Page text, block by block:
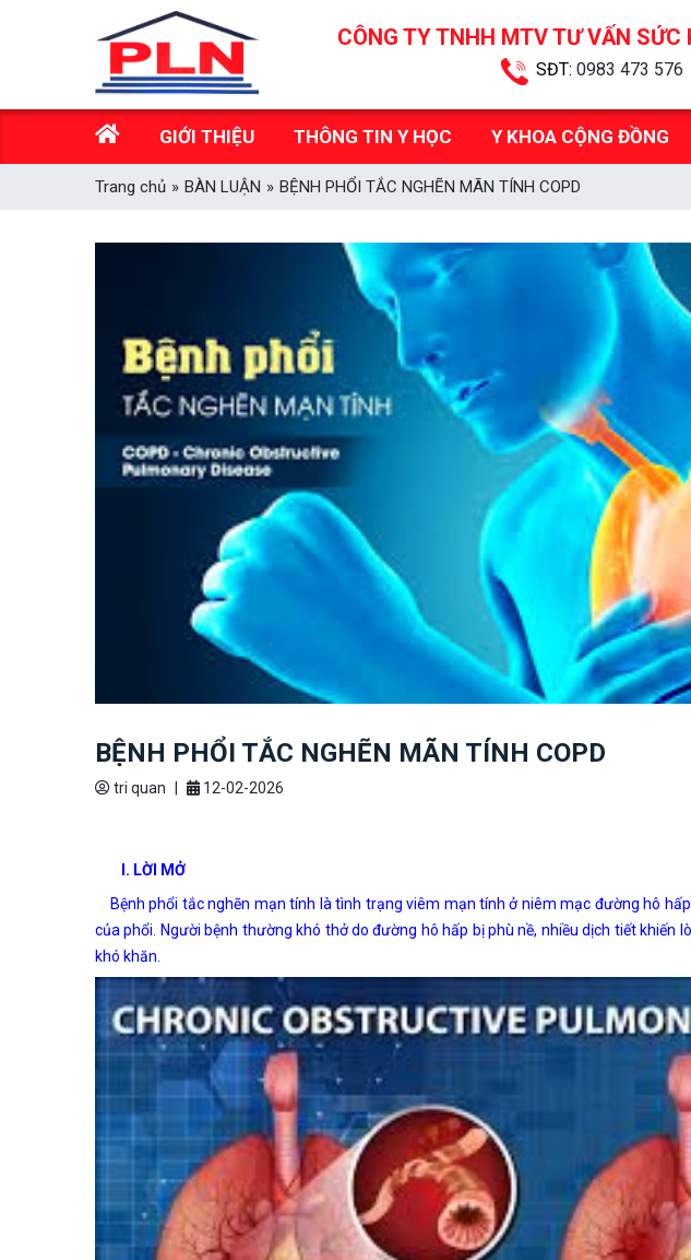
CÔNG TY TNHH MTV TƯ VẤN SỨC
SĐT: 0983 473 576
GIỚI THIỆU THÔNG TIN Y HỌC Y KHOA CỘNG ĐỒNG
Trang chủ » BÀN LUẬN » BỆNH PHỔI TẮC NGHẼN MÃN TÍNH COPD
BỆNH PHỔI TẮC NGHẼN MÃN TÍNH COPD
tri quan 12-02-2026
I. LỜI MỞ
Bệnh phổi tắc nghẽn mạn tính là tình trạng viêm mạn tính ở niêm mạc đường hô
của phổi. Người bệnh thường khó thở do đường hô hấp bị phù nề, nhiều dịch tiết khiến
khó khăn.